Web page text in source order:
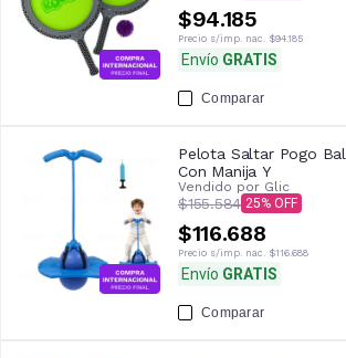
$94.185
Precio s/imp. nac. $94.185
Envío GRATIS
Comparar
Pelota Saltar Pogo
Con Manija Y
Vendido por Glic
$155.584 25
$116.688
Precio s/imp. nac. $116.688
Envío GRATIS
Comparar